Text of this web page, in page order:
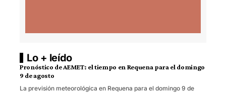
Lo + leído
Pronóstico de AEMET: el tiempo en Requena para el domingo
9 de agosto
La previsión meteorológica en Requena para el domingo 9 de